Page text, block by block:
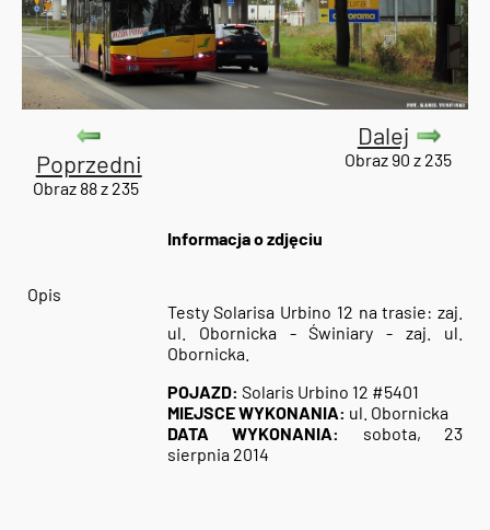
Poprzedni
Obraz 88 z 235
Dalej
Obraz 90 z 235
Informacja o zdjęciu
Opis
Testy Solarisa Urbino 12 na trasie: zaj.
ul. Obornicka - Świniary - zaj. ul.
Obornicka.
POJAZD: Solaris Urbino 12 #5401
MIEJSCE WYKONANIA: ul. Obornicka
DATA WYKONANIA:
sobota, 23
sierpnia 2014